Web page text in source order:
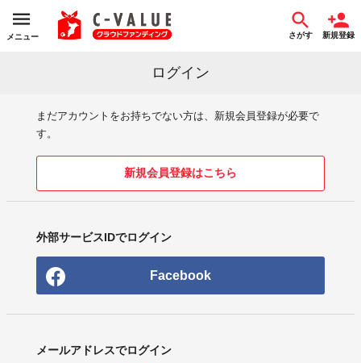
メニュー さがす 新規登録
ログイン
まだアカウントをお持ちでない方は、新規会員登録が必要で
す。
新規会員登録はこちら
外部サービスIDでログイン
Facebook
メールアドレスでログイン